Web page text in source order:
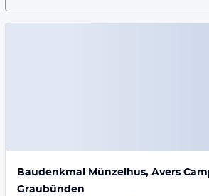
Baudenkmal Münzelhus, Avers
Graubünden